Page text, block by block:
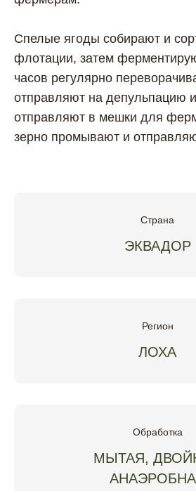
Спелые ягоды собирают и
флотации, затем
часов регулярно
отправляют на депульпацию
отправляют в мешки для
зерно промывают и
Страна
ЭКВАДОР
Регион
ЛОХА
Обработка
МЫТАЯ,